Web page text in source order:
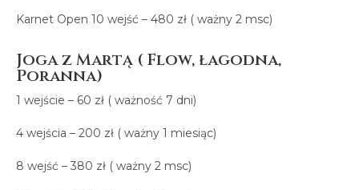
Karnet Open 10 wejść – 480 zł ( ważny 2 msc)
Joga z Martą ( Flow, łagodna,
Poranna)
1 wejście – 60 zł ( ważność 7 dni)
4 wejścia – 200 zł ( ważny 1 miesiąc)
8 wejść – 380 zł ( ważny 2 msc)